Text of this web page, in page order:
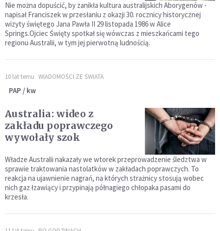
Nie można dopuścić, by zanikła kultura australijskich Aborygenów -
napisał Franciszek w przesłaniu z okazji 30. rocznicy historycznej
wizyty świętego Jana Pawła II 29 listopada 1986 w Alice
Springs.Ojciec Święty spotkał się wówczas z mieszkańcami tego
regionu Australii, w tym jej pierwotną ludnością.
10 lat temu WIADOMOŚCI ZE ŚWIATA
PAP / kw
Australia: wideo z
zakładu poprawczego
wywołały szok
Władze Australii nakazały we wtorek przeprowadzenie śledztwa w
sprawie traktowania nastolatków w zakładach poprawczych. To
reakcja na ujawnienie nagrań, na których strażnicy stosują wobec
nich gaz łzawiący i przypinają półnagiego chłopaka pasami do
krzesła.